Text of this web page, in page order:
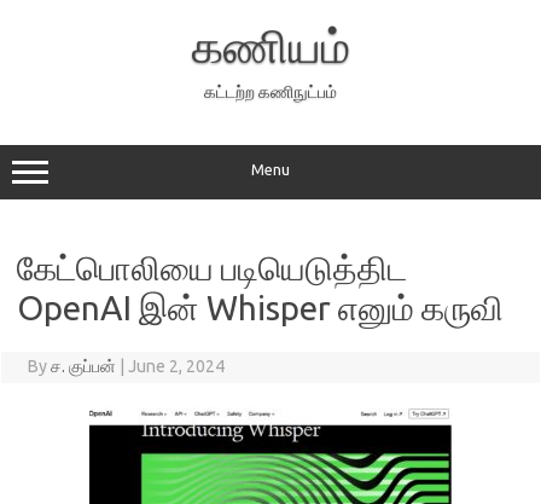
கணியம்
கட்டற்ற கணிநுட்பம்
Menu
கேட்பொலியை படியெடுத்திட
OpenAI இன் Whisper எனும் கருவி
Byச. குப்பன் June 2, 2024